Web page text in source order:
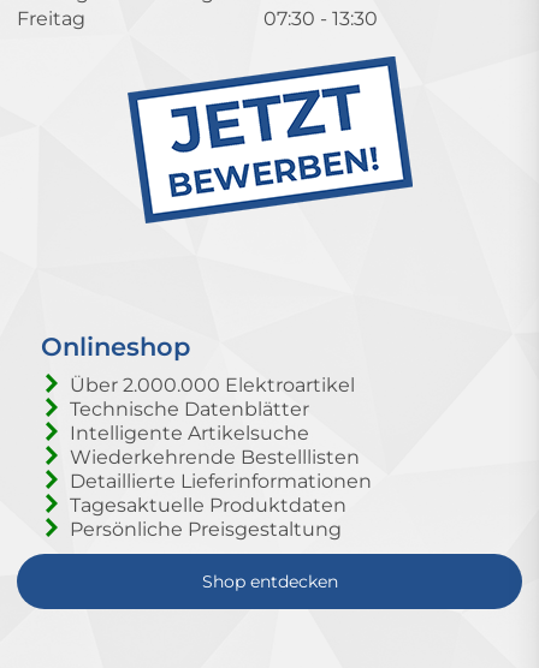
Freitag
07:30 - 13:30
Onlineshop
Über 2.000.000 Elektroartikel
Technische Datenblätter
Intelligente Artikelsuche
Wiederkehrende Bestelllisten
Detaillierte Lieferinformationen
Tagesaktuelle Produktdaten
Persönliche Preisgestaltung
Shop entdecken